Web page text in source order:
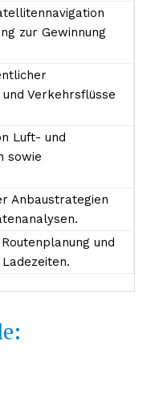
zur Gewinnung
Verkehrsflüsse
Luft- und
sowie
Anbaustrategien
und